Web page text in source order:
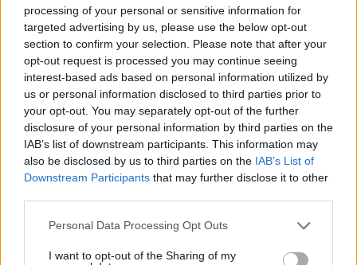
processing of your personal or sensitive information for
targeted advertising by us, please use the below opt-out
section to confirm your selection. Please note that after your
opt-out request is processed you may continue seeing
interest-based ads based on personal information utilized by
us or personal information disclosed to third parties prior to
your opt-out. You may separately opt-out of the further
disclosure of your personal information by third parties on the
IAB’s list of downstream participants. This information may
also be disclosed by us to third parties on the IAB’s List of
Downstream Participants that may further disclose it to other
Please note that this website/app uses one or more Google
not limited to your visit or usage behaviour. You may click to
Personal Data Processing Opt Outs
I want to opt-out of the Sharing of my